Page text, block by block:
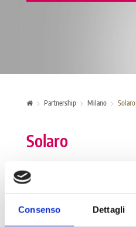
Consenso Dettagli
Partnership Milano Solaro
Solaro
I numeri della Dote